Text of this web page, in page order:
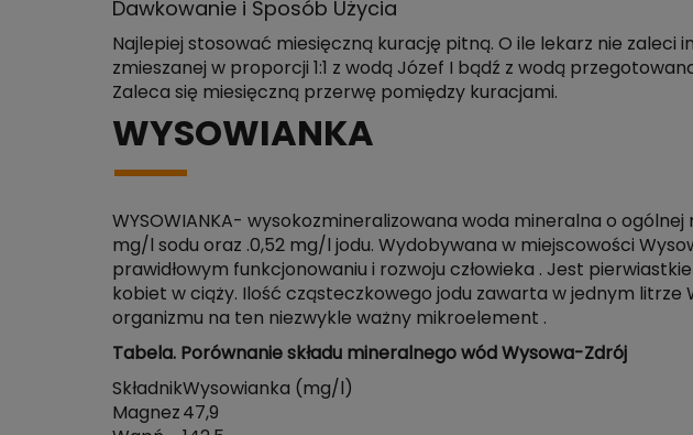
Dawkowanie i Sposób Użycia
Najlepiej stosować miesięczną kurację pitną. O ile lekarz nie
zmieszanej w proporcji 1:1 z wodą Józef I bądź z wodą
Zaleca się miesięczną przerwę pomiędzy kuracjami.
WYSOWIANKA
WYSOWIANKA- wysokozmineralizowana woda mineralna o
mg/l sodu oraz .0,52 mg/l jodu. Wydobywana w miejscowości
prawidłowym funkcjonowaniu i rozwoju człowieka . Jest
kobiet w ciąży. Ilość cząsteczkowego jodu zawarta w jednym
organizmu na ten niezwykle ważny mikroelement .
Tabela. Porównanie składu mineralnego wód Wysowa-Zdrój
SkładnikWysowianka (mg/l)
Magnez 47,9